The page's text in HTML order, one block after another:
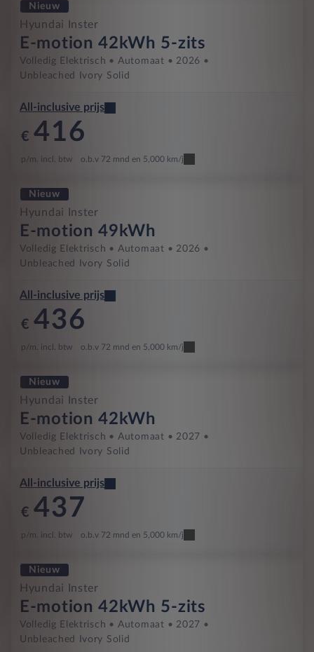
Nieuw
Hyundai Inster
E-motion 42kWh 5-zits
Volledig Elektrisch Automaat
2026
Unbleached Ivory Solid
All-inclusive prijs
€ 416
p/m. incl. btw o.b.v 72 mnd en 5,000 km/j
Nieuw
Hyundai Inster
E-motion 49kWh
Volledig Elektrisch Automaat
2026
Unbleached Ivory Solid
All-inclusive prijs
€ 436
p/m. incl. btw o.b.v 72 mnd en 5,000 km/j
Nieuw
Hyundai Inster
E-motion 42kWh
Volledig Elektrisch Automaat
2027
Unbleached Ivory Solid
All-inclusive prijs
€ 437
p/m. incl. btw o.b.v 72 mnd en 5,000 km/j
Nieuw
Hyundai Inster
E-motion 42kWh 5-zits
Volledig Elektrisch Automaat
2027
Unbleached Ivory Solid